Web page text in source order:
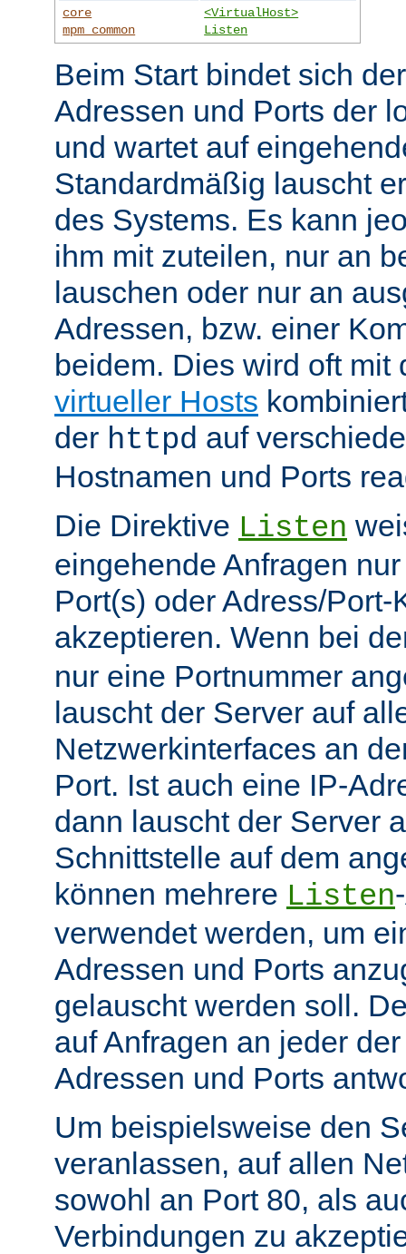
core
mpm_common
<VirtualHost>
Listen
Beim Start bindet sich
Adressen und Ports der
und wartet auf
Standardmäßig lauscht
des Systems. Es kann
ihm mit zuteilen, nur an
lauschen oder nur an
Adressen, bzw. einer
beidem. Dies wird oft mit
virtueller Hosts
der httpd auf
Hostnamen und Ports
Die Direktive Listen
eingehende Anfragen
Port(s) oder Adress/
akzeptieren. Wenn bei
nur eine Portnummer
lauscht der Server auf
Netzwerkinterfaces an
Port. Ist auch eine IP-
dann lauscht der Server
Schnittstelle auf dem
können mehrere Listen
verwendet werden, um
Adressen und Ports
gelauscht werden soll.
auf Anfragen an jeder
Adressen und Ports
Um beispielsweise den
veranlassen, auf allen
sowohl an Port 80, als
Verbindungen zu